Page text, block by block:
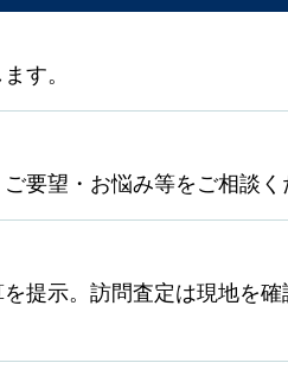
す。
要望・お悩み等をご相談く
提示。訪問査定は現地を